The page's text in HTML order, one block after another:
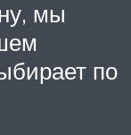
мы
по